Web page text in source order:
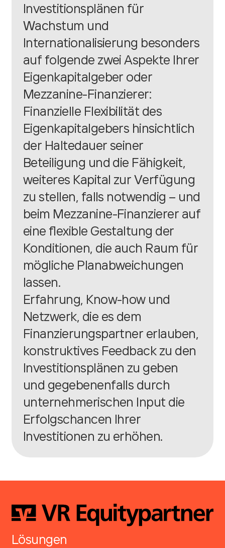
Investitionsplänen für
Wachstum und
Internationalisierung besonders
auf folgende zwei Aspekte Ihrer
Eigenkapitalgeber oder
Mezzanine-Finanzierer:
Finanzielle Flexibilität des
Eigenkapitalgebers hinsichtlich
der Haltedauer seiner
Beteiligung und die Fähigkeit,
weiteres Kapital zur Verfügung
zu stellen, falls notwendig – und
beim Mezzanine-Finanzierer auf
eine flexible Gestaltung der
Konditionen, die auch Raum für
mögliche Planabweichungen
lassen.
Erfahrung, Know-how und
Netzwerk, die es dem
Finanzierungspartner erlauben,
konstruktives Feedback zu den
Investitionsplänen zu geben
und gegebenenfalls durch
unternehmerischen Input die
Erfolgschancen Ihrer
Investitionen zu erhöhen.
Lösungen